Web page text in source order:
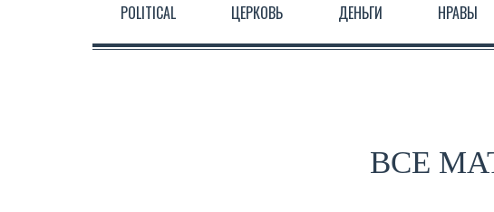
POLITICAL ЦЕРКОВЬ ДЕНЬГИ НРАВЫ
ВСЕ